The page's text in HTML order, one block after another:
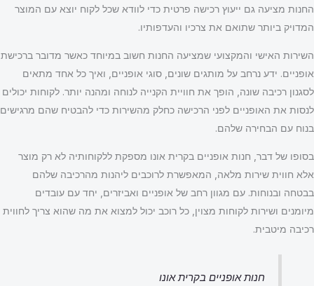
החנות מציעה גם ייעוץ רכישה פרטית כדי לוודא שכל לקוח יוצא עם המוצר
המדויק ביותר שתואם את צרכיו והעדפותיו.
השירות האישי והמקצועי שמציעה החנות חשוב במיוחד כאשר מדובר ברכישת
אופניים. ידע נרחב על מותגים שונים, סוגי אופניים, ואיך כל אחד מתאים
לסגנון רכיבה שונה, הופך את חוויית הקנייה לנוחה ומהנה יותר. לקוחות יכולים
לנסות את האופניים לפני הרכישה כחלק מהשירות כדי להבטיח שהם מרגישים
בנוח עם הבחירה שלהם.
בסופו של דבר, חנות אופניים בקרית אונו מספקת ללקוחותיה לא רק מוצר
אלא חווית שירות מלאה, המאפשרת לרוכבים ליהנות מהרכיבה שלהם
בבטחה ובנוחות. עם מגוון רחב של אופניים ואביזרים, יחד עם עובדים
מיומנים ושירות לקוחות מצוין, כל רוכב יכול למצוא את מה שהוא צריך לחווית
רכיבה מיטבית.
חנות אופניים בקרית אונו